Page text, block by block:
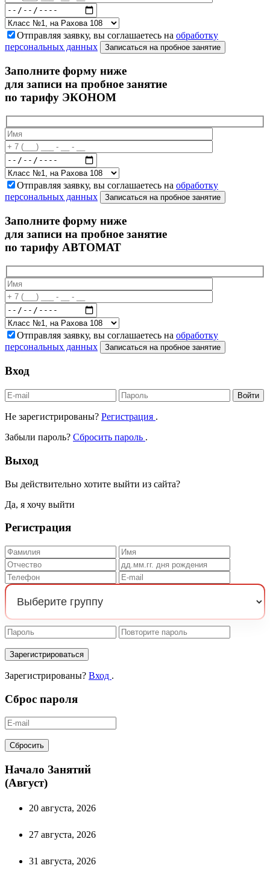
Отправляя заявку, вы соглашаетесь на обработку
персональных данных
Записаться на пробное занятие
Заполните форму ниже
для записи на пробное занятие
по тарифу ЭКОНОМ
Отправляя заявку, вы соглашаетесь на обработку
персональных данных
Записаться на пробное занятие
Заполните форму ниже
для записи на пробное занятие
по тарифу АВТОМАТ
Отправляя заявку, вы соглашаетесь на обработку
персональных данных
Записаться на пробное занятие
Вход
Войти
Не зарегистрированы? Регистрация .
Забыли пароль? Сбросить пароль .
Выход
Вы действительно хотите выйти из сайта?
Да, я хочу выйти
Регистрация
Зарегистрироваться
Зарегистрированы? Вход .
Сброс пароля
Сбросить
Начало Занятий
(Август)
20 августа, 2026
27 августа, 2026
31 августа, 2026